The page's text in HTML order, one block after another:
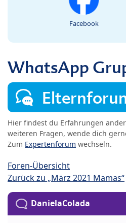
Facebook
WhatsApp
Hier findest du Erfahrungen
weiteren Fragen, wende dich
Zum Expertenforum wechseln.
Foren-Übersicht
Zurück zu „März 2021 Mamas“
DanielaColada